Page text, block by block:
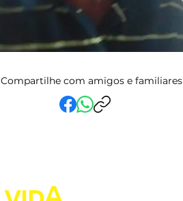
Compartilhe com amigos e familiares